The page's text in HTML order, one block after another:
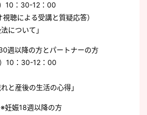
10：30-12：00
聴による受講と質疑応答）
について」
週以降の方とパートナーの方
10：30-12：00
と産後の生活の心得」
※妊娠18週以降の方